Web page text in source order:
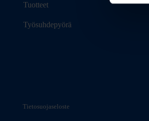
Tuotteet
Työsuhdepyörä
Tietosuojaseloste